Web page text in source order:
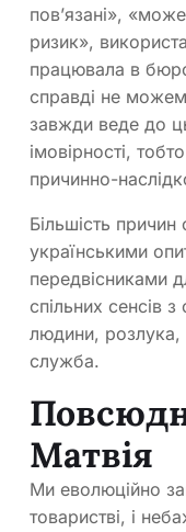
пов’язані»,
ризик»,
працювала в
справді не
завжди веде до
імовірності,
причинно-
Більшість причин
українськими
передвісниками
спільних сенсів
людини, розлука,
служба.
Матвія
Ми еволюційно
товаристві, і